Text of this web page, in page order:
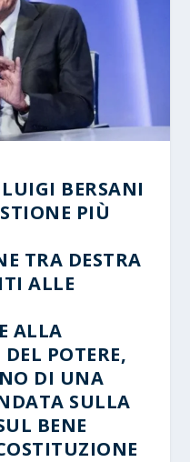
BERSANI
PIÙ
TRA DESTRA
ALLE
ALLA
POTERE,
DI UNA
SULLA
BENE